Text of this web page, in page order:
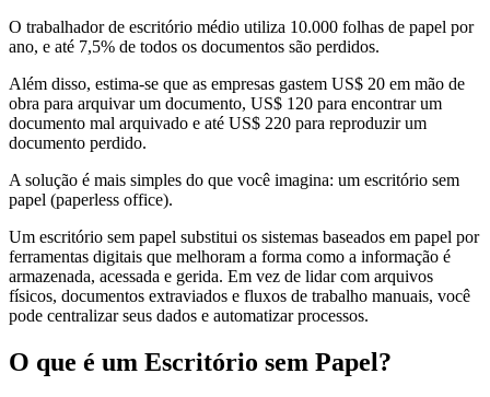
O trabalhador de escritório médio utiliza 10.000 folhas de papel por
ano, e até 7,5% de todos os documentos são perdidos.
Além disso, estima-se que as empresas gastem US$ 20 em mão de
obra para arquivar um documento, US$ 120 para encontrar um
documento mal arquivado e até US$ 220 para reproduzir um
documento perdido.
A solução é mais simples do que você imagina: um escritório sem
papel (paperless office).
Um escritório sem papel substitui os sistemas baseados em papel por
ferramentas digitais que melhoram a forma como a informação é
armazenada, acessada e gerida. Em vez de lidar com arquivos
físicos, documentos extraviados e fluxos de trabalho manuais, você
pode centralizar seus dados e automatizar processos.
O que é um Escritório sem Papel?